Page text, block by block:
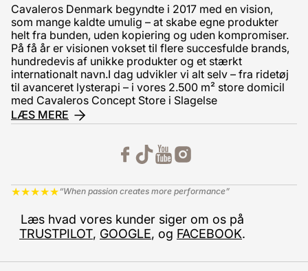
Cavaleros Denmark begyndte i 2017 med en vision,
som mange kaldte umulig – at skabe egne produkter
helt fra bunden, uden kopiering og uden kompromiser.
På få år er visionen vokset til flere succesfulde brands,
hundredevis af unikke produkter og et stærkt
internationalt navn.I dag udvikler vi alt selv – fra ridetøj
til avanceret lysterapi – i vores 2.500 m² store domicil
med Cavaleros Concept Store i Slagelse
LÆS MERE
★★★★★“When passion creates more performance”
Læs hvad vores kunder siger om os på
TRUSTPILOT, GOOGLE, og FACEBOOK.